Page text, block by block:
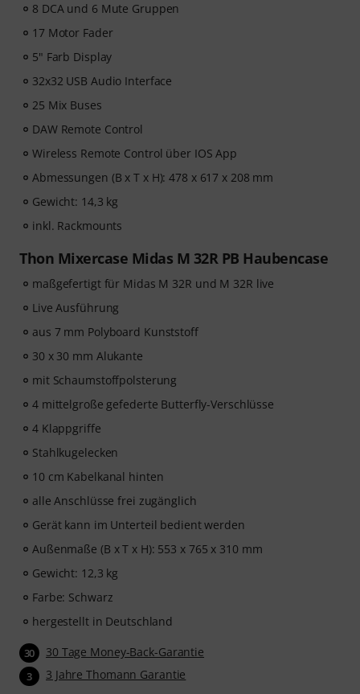
8 DCA und 6 Mute Gruppen
17 Motor Fader
5" Farb Display
32x32 USB Audio Interface
25 Mix Buses
DAW Remote Control
Wireless Remote Control über IOS App
Abmessungen (B x T x H): 478 x 617 x 208 mm
Gewicht: 14,3 kg
inkl. Rackmounts
Thon Mixercase Midas M 32R PB Haubencase
maßgefertigt für Midas M 32R und M 32R live
Live Ausführung
aus 7 mm Polyboard Kunststoff
30 x 30 mm Alukante
mit Schaumstoffpolsterung
4 mittelgroße gefederte Butterfly-Verschlüsse
4 Klappgriffe
Stahlkugelecken
10 cm Kabelkanal hinten
alle Anschlüsse frei zugänglich
Gerät kann im Unterteil bedient werden
Außenmaße (B x T x H): 553 x 765 x 310 mm
Gewicht: 12,3 kg
Farbe: Schwarz
hergestellt in Deutschland
30 30 Tage Money-Back-Garantie
3 3 Jahre Thomann Garantie